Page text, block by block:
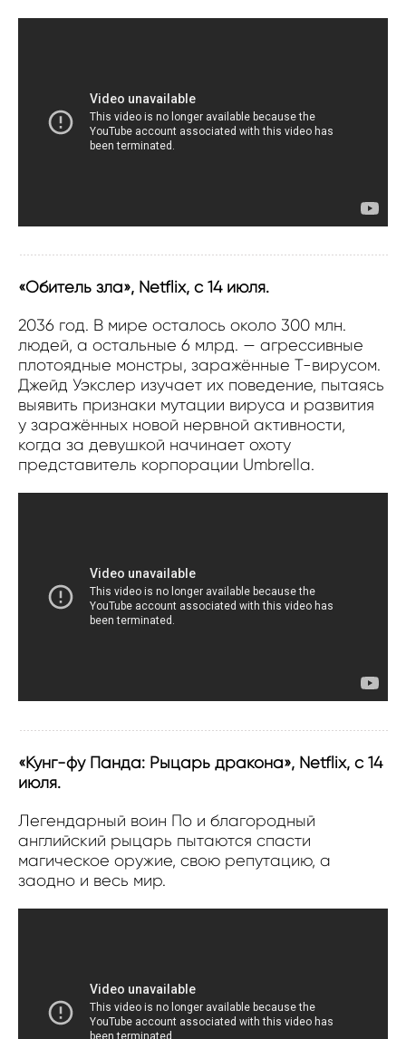
«Обитель зла», Netflix, с 14 июля.
2036 год. В мире осталось около 300 млн.
людей, а остальные 6 млрд. — агрессивные
плотоядные монстры, заражённые Т-вирусом.
Джейд Уэкслер изучает их поведение, пытаясь
выявить признаки мутации вируса и развития
у заражённых новой нервной активности,
когда за девушкой начинает охоту
представитель корпорации Umbrella.
«Кунг-фу Панда: Рыцарь дракона», Netflix, с 14
июля.
Легендарный воин По и благородный
английский рыцарь пытаются спасти
магическое оружие, свою репутацию, а
заодно и весь мир.